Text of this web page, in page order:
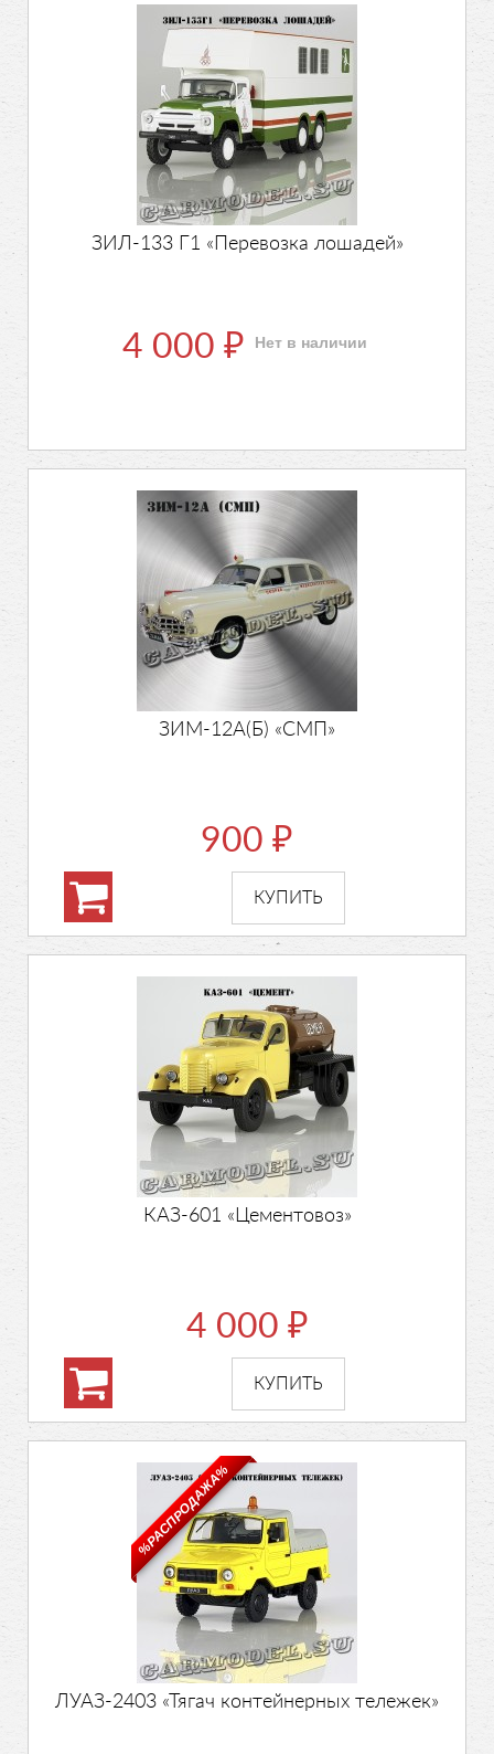
ЗИЛ-133 Г1 «Перевозка лошадей»
4 000 ₽ Нет в наличии
ЗИМ-12А(Б) «СМП»
900 ₽
КАЗ-601 «Цементовоз»
4 000 ₽
%РАСПРОДАЖА%
ЛУАЗ-2403 «Тягач контейнерных тележек»